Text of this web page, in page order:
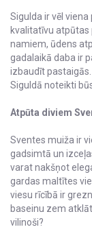
Sigulda ir vēl
kvalitatīvu atpūtas
namiem, ūdens
gadalaikā daba ir
izbaudīt
Siguldā noteikti
Atpūta diviem
Sventes muiža ir
gadsimtā un
varat nakšņot
gardas maltītes
viesu rīcībā ir
baseinu zem
vilinoši?